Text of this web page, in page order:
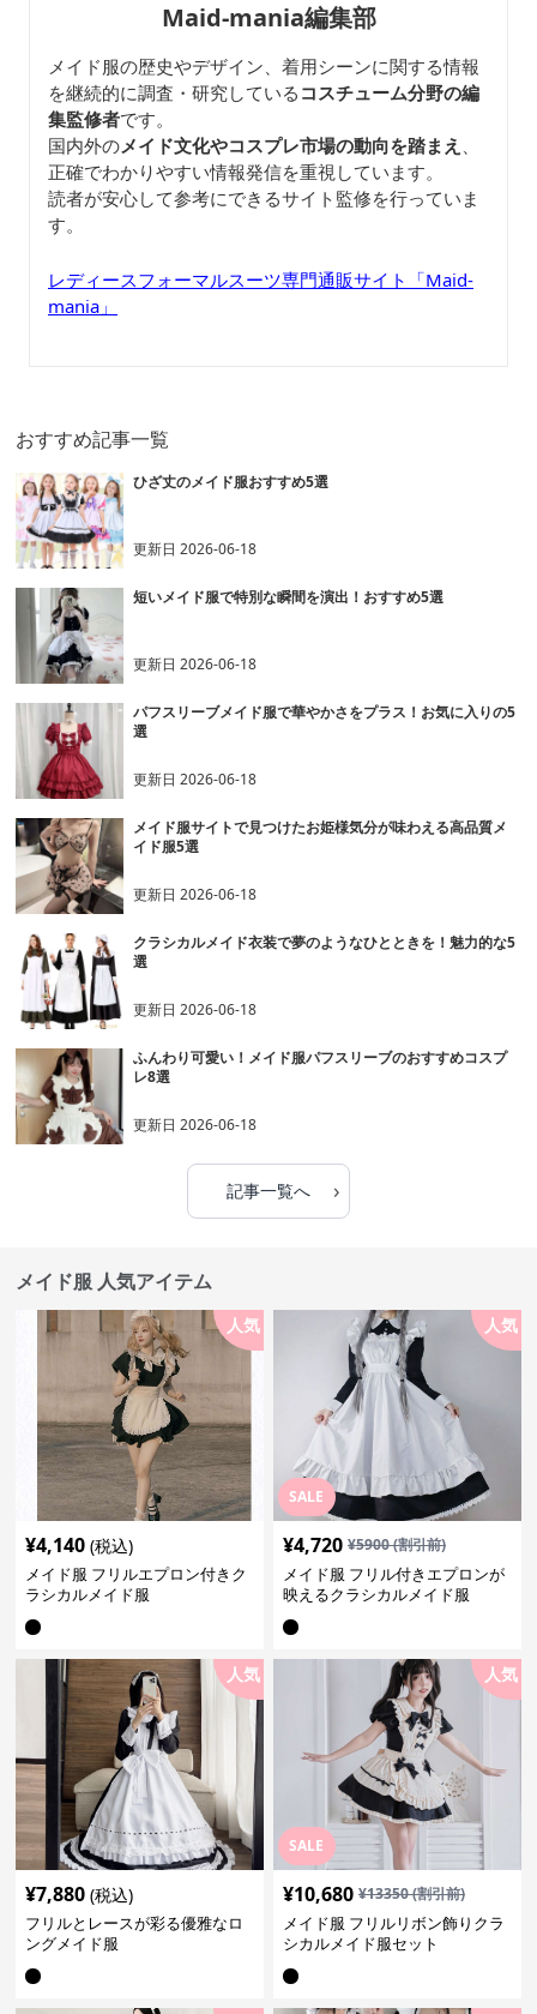
Maid-mania編集部
メイド服の歴史やデザイン、着用シーンに関する情報
を継続的に調査・研究している コスチューム分野の編
集監修者です。
国内外のメイド文化やコスプレ市場の動向を踏まえ 、
正確でわかりやすい情報発信を重視しています。
読者が安心して参考にできるサイト監修を行っていま
す。
レディースフォーマルスーツ専門通販サイト「Maid-
mania」
おすすめ記事一覧
ひざ丈のメイド服おすすめ5選
更新日2026-06-18
短いメイド服で特別な瞬間を演出！おすすめ5選
更新日2026-06-18
パフスリーブメイド服で華やかさをプラス！お気に入りの5
選
更新日2026-06-18
メイド服サイトで見つけたお姫様気分が味わえる高品質メ
イド服5選
更新日2026-06-18
クラシカルメイド衣装で夢のようなひとときを！魅力的な5
選
更新日2026-06-18
ふんわり可愛い！メイド服パフスリーブのおすすめコスプ
レ8選
更新日2026-06-18
記事一覧へ ›
メイド服 人気アイテム
人気
¥4,140 (税込)
メイド服 フリルエプロン付きク
ラシカルメイド服
SALE
人気
¥4,720 ¥5900(割引前)
メイド服 フリル付きエプロンが
映えるクラシカルメイド服
人気
¥7,880 (税込)
フリルとレースが彩る優雅なロ
ングメイド服
SALE
人気
¥10,680 ¥13350(割引前)
メイド服 フリルリボン飾りクラ
シカルメイド服セット